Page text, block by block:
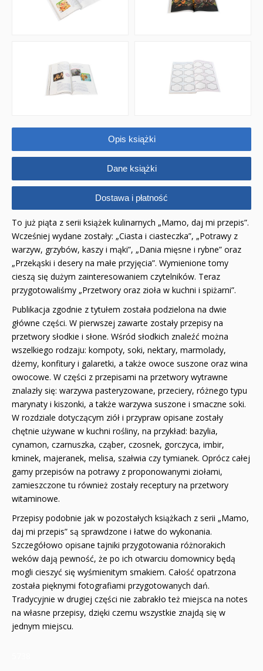
DLA DZIECI
Opis książki
Dane książki
Dostawa i płatność
To już piąta z serii książek kulinarnych „Mamo, daj mi przepis”.
Wcześniej wydane zostały: „Ciasta i ciasteczka”, „Potrawy z
warzyw, grzybów, kaszy i mąki”, „Dania mięsne i rybne” oraz
„Przekąski i desery na małe przyjęcia”. Wymienione tomy
cieszą się dużym zainteresowaniem czytelników. Teraz
przygotowaliśmy „Przetwory oraz zioła w kuchni i spiżarni”.
Publikacja zgodnie z tytułem została podzielona na dwie
główne części. W pierwszej zawarte zostały przepisy na
przetwory słodkie i słone. Wśród słodkich znaleźć można
wszelkiego rodzaju: kompoty, soki, nektary, marmolady,
dżemy, konfitury i galaretki, a także owoce suszone oraz wina
owocowe. W części z przepisami na przetwory wytrawne
znalazły się: warzywa pasteryzowane, przeciery, różnego typu
marynaty i kiszonki, a także warzywa suszone i smaczne soki.
W rozdziale dotyczącym ziół i przypraw opisane zostały
chętnie używane w kuchni rośliny, na przykład: bazylia,
cynamon, czarnuszka, cząber, czosnek, gorczyca, imbir,
kminek, majeranek, melisa, szałwia czy tymianek. Oprócz całej
gamy przepisów na potrawy z proponowanymi ziołami,
zamieszczone tu również zostały receptury na przetwory
witaminowe.
Przepisy podobnie jak w pozostałych książkach z serii „Mamo,
daj mi przepis” są sprawdzone i łatwe do wykonania.
Szczegółowo opisane tajniki przygotowania różnorakich
weków dają pewność, że po ich otwarciu domownicy będą
mogli cieszyć się wyśmienitym smakiem. Całość opatrzona
została pięknymi fotografiami przygotowanych dań.
Tradycyjnie w drugiej części nie zabrakło też miejsca na notes
na własne przepisy, dzięki czemu wszystkie znajdą się w
jednym miejscu.